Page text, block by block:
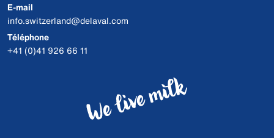
E-mail
info.switzerland@delaval.com
Téléphone
+41 (0)41 926 66 11